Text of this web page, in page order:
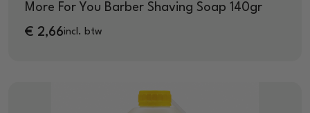
More For You Barber Shaving Soap 140gr
€ 2,66incl. btw